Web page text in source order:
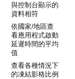
與控制台顯示的
資料相符
依國家/地區查
看應用程式啟動
延遲時間的平均
值
查看各種情況下
的凍結影格比例